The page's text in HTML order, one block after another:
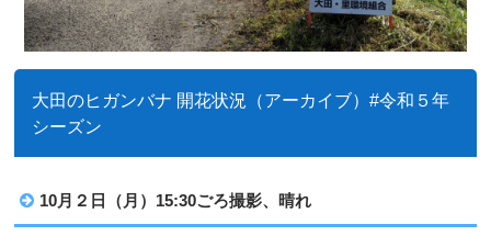
大田のヒガンバナ 開花状況（アーカイブ）#令和５年
シーズン
10月２日（月）15:30ごろ撮影、晴れ